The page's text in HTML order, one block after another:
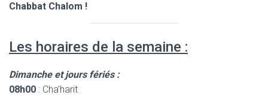
Chabbat Chalom !
Les horaires de la semaine :
Dimanche et jours fériés :
08h00 : Cha’harit